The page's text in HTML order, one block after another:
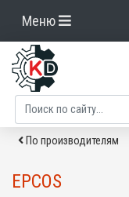
Меню
По производителям
EPCOS